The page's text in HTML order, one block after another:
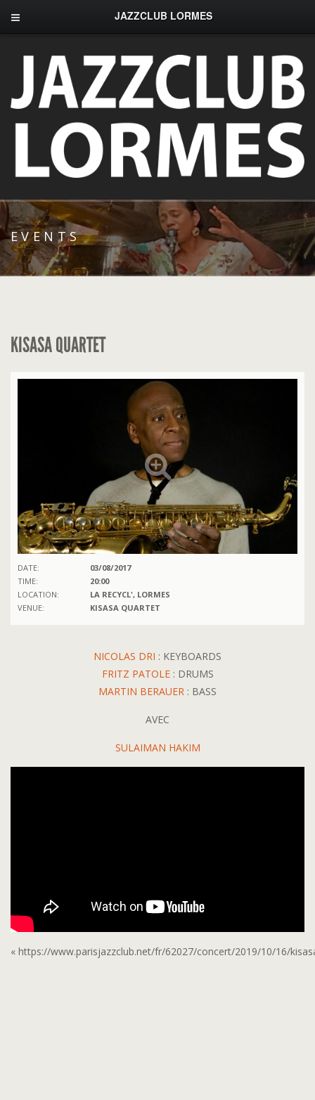
JAZZCLUB LORMES
EVENTS
KISASA QUARTET
DATE:
03/08/2017
TIME:
20:00
LOCATION:
LA RECYCL', LORMES
VENUE:
KISASA QUARTET
NICOLAS DRI : KEYBOARDS
FRITZ PATOLE: DRUMS
MARTIN BERAUER : BASS
AVEC
SULAIMAN HAKIM
« https://www.parisjazzclub.net/fr/62027/concert/2019/10/16/